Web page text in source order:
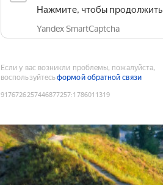
Нажмите, чтобы продолжить
Yandex SmartCaptcha
Если у вас возникли проблемы, пожалуйста,
воспользуйтесьформой обратной связи
9176726257446877257:1786011319